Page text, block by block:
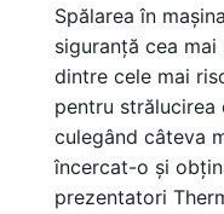
Spălarea în
siguranță cea
dintre cele mai
pentru strălucirea
culegând câteva
încercat-o și
prezentatori